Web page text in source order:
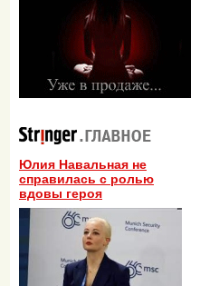
Юлия Навальная не
справилась с ролью
вдовы героя